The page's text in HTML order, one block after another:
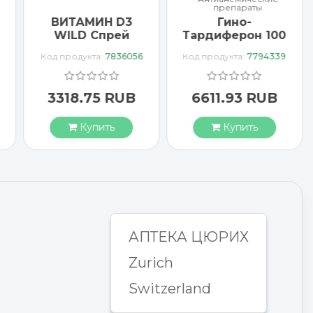
ВИТАМИН D3
WILD Спрей
веганский
Код продукта: 7836056
3318.75 RUB
Купить
препараты
Гино-
Тардиферон 100
Код продукта:7794339
6611.93 RUB
Купить
АПТЕКА ЦЮРИХ
Zurich
Switzerland